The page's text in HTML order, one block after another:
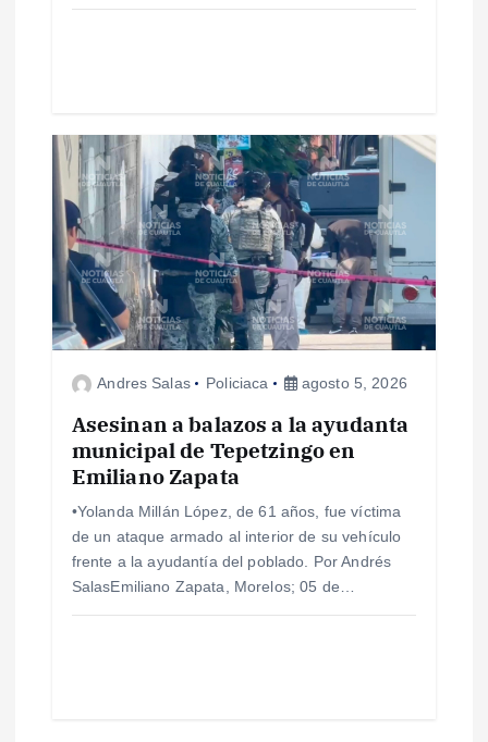
a
s
Andres Salas Policiaca agosto 5, 2026
Asesinan a balazos a la ayudanta
municipal de Tepetzingo en
Emiliano Zapata
•Yolanda Millán López, de 61 años, fue víctima
de un ataque armado al interior de su vehículo
frente a la ayudantía del poblado. Por Andrés
SalasEmiliano Zapata, Morelos; 05 de…